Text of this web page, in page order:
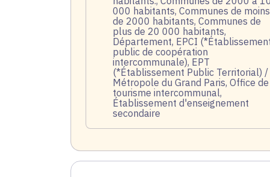
000 habitants, Communes de moins
de 2000 habitants, Communes de
plus de 20 000 habitants,
Département, EPCI
public de coopération
intercommunale), EPT
(*Établissement Public Territorial) /
Métropole du Grand Paris, Office de
tourisme intercommunal,
Établissement d'enseignement
secondaire